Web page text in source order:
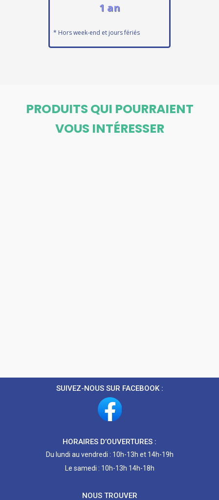
1 an
* Hors week-end et jours fériés
PRODUITS QUI POURRAIENT
VOUS INTÉRESSER
SUIVEZ-NOUS SUR FACEBOOK :
HORAIRES D’OUVERTURES :
Du lundi au vendredi : 10h-13h et 14h-19h
Le samedi : 10h-13h 14h-18h
NOUS TROUVER